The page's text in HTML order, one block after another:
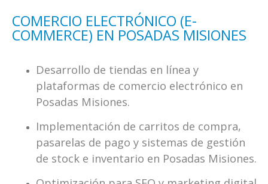
COMERCIO ELECTRÓNICO (E-
COMMERCE) EN POSADAS MISIONES
Desarrollo de tiendas en línea y
plataformas de comercio electrónico en
Posadas Misiones.
Implementación de carritos de compra,
pasarelas de pago y sistemas de gestión
de stock e inventario en Posadas Misiones.